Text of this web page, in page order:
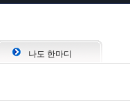
나도 한마디